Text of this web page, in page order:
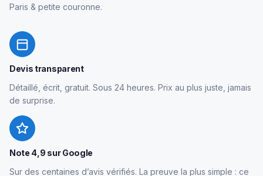
Paris & petite couronne.
Devis transparent
Détaillé, écrit, gratuit. Sous 24 heures. Prix au plus juste, jamais
de surprise.
Note 4,9 sur Google
Sur des centaines d’avis vérifiés. La preuve la plus simple : ce